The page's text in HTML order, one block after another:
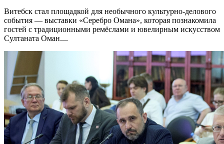
Витебск стал площадкой для необычного культурно-делового
события — выставки «Серебро Омана», которая познакомила
гостей с традиционными ремёслами и ювелирным искусством
Султаната Оман....